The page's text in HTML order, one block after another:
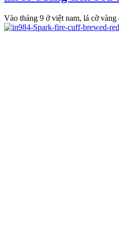
Vào tháng 9 ở việt nam, lá cờ vàng